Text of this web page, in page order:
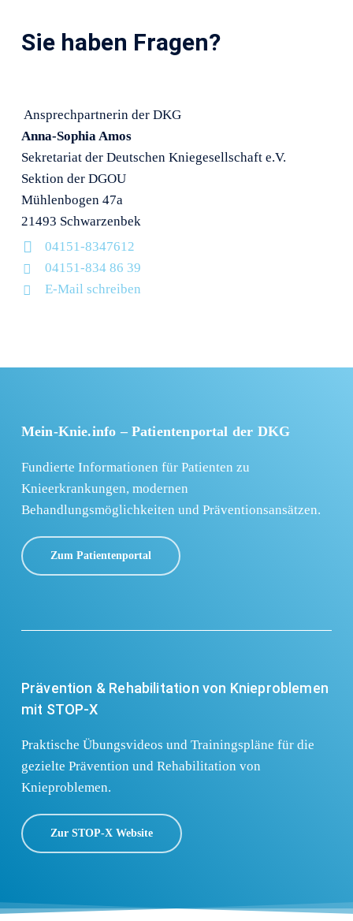
Sie haben Fragen?
Ansprechpartnerin der DKG
Anna-Sophia Amos
Sekretariat der Deutschen Kniegesellschaft e.V.
Sektion der DGOU
Mühlenbogen 47a
21493 Schwarzenbek
04151-8347612
04151-834 86 39
E-Mail schreiben
Mein-Knie.info – Patientenportal der DKG
Fundierte Informationen für Patienten zu
Knieerkrankungen, modernen
Behandlungsmöglichkeiten und Präventionsansätzen.
Zum Patientenportal
Prävention & Rehabilitation von Knieproblemen
mit STOP-X
Praktische Übungsvideos und Trainingspläne für die
gezielte Prävention und Rehabilitation von
Knieproblemen.
Zur STOP-X Website